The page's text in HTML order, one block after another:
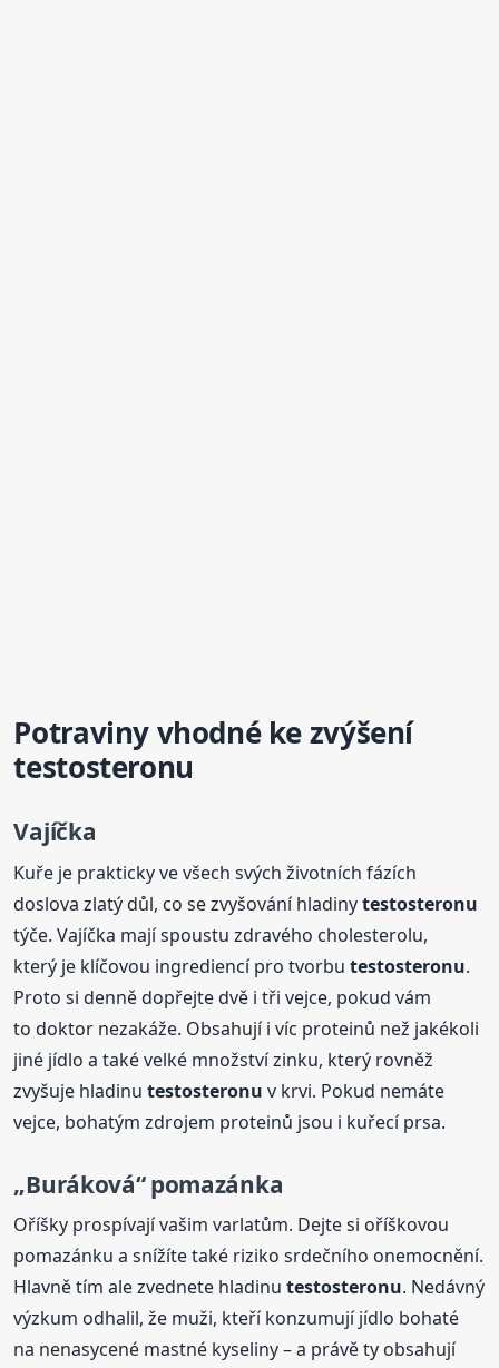
Potraviny vhodné ke zvýšení
testosteronu
Vajíčka
Kuře je prakticky ve všech svých životních fázích
doslova zlatý důl, co se zvyšování hladinytestosteronu
týče. Vajíčka mají spoustu zdravého cholesterolu,
který je klíčovou ingrediencí pro tvorbutestosteronu.
Proto si denně dopřejte dvě i tři vejce, pokud vám
to doktor nezakáže. Obsahují i víc proteinů než jakékoli
jiné jídlo a také velké množství zinku, který rovněž
zvyšuje hladinutestosteronu v krvi. Pokud nemáte
vejce, bohatým zdrojem proteinů jsou i kuřecí prsa.
„Buráková“ pomazánka
Oříšky prospívají vašim varlatům. Dejte si oříškovou
pomazánku a snížíte také riziko srdečního onemocnění.
Hlavně tím ale zvednete hladinutestosteronu. Nedávný
výzkum odhalil, že muži, kteří konzumují jídlo bohaté
na nenasycené mastné kyseliny – a právě ty obsahují